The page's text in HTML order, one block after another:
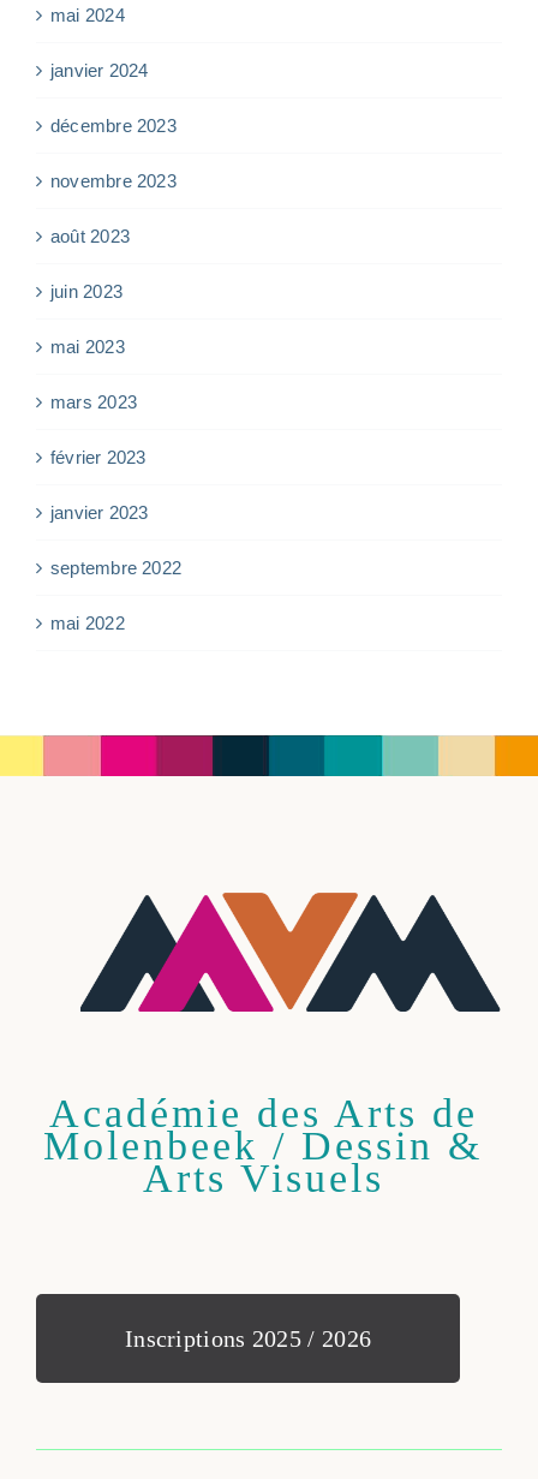
mai 2024
janvier 2024
décembre 2023
novembre 2023
août 2023
juin 2023
mai 2023
mars 2023
février 2023
janvier 2023
septembre 2022
mai 2022
Académie des Arts de
Molenbeek / Dessin &
Arts Visuels
Inscriptions 2025 / 2026